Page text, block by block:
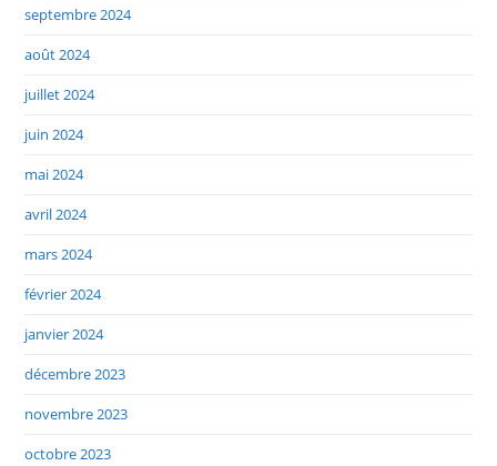
septembre 2024
août 2024
juillet 2024
juin 2024
mai 2024
avril 2024
mars 2024
février 2024
janvier 2024
décembre 2023
novembre 2023
octobre 2023